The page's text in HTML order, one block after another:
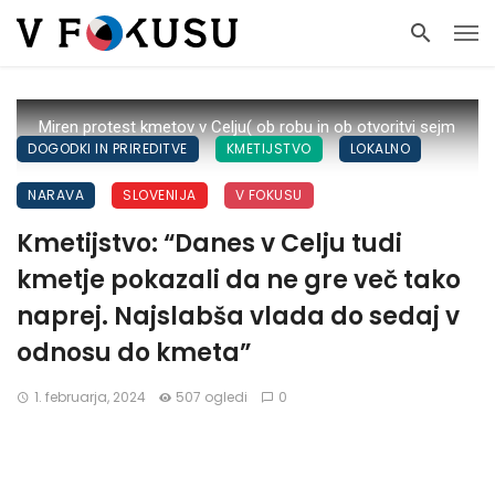
Miren protest kmetov v Celju( ob robu in ob otvoritvi sejm
Agritech)
DOGODKI IN PRIREDITVE KMETIJSTVO LOKALNO
NARAVA SLOVENIJA V FOKUSU
Kmetijstvo: “Danes v Celju tudi
kmetje pokazali da ne gre več tako
naprej. Najslabša vlada do sedaj v
odnosu do kmeta”
1. februarja, 2024 507 ogledi 0